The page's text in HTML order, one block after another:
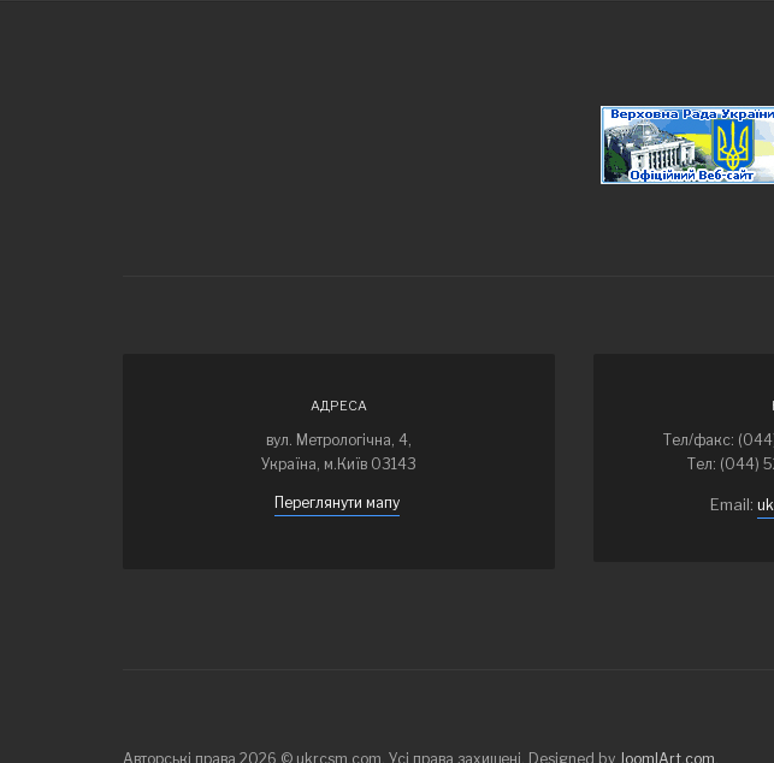
АДРЕСА
вул. Метрологічна, 4,
Україна, м.Київ 03143
Переглянути мапу
Тел/факс:
Тел: (044)
Email:
Авторські права 2026 © ukrcsm.com. Усі права захищені. Designed by JoomlArt.com